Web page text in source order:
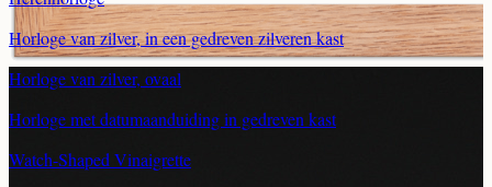
Horloge van zilver, in een gedreven zilveren kast
Horloge van zilver, ovaal
Horloge met datumaanduiding in gedreven kast
Watch-Shaped Vinaigrette